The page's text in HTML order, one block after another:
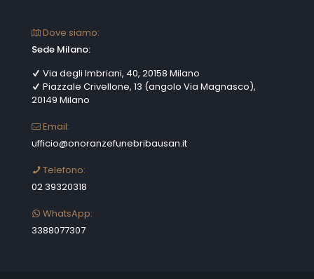
Dove siamo:
Sede Milano:
Via degli Imbriani, 40, 20158 Milano
Piazzale Crivellone, 13 (angolo Via Magnasco),
20149 Milano
Email:
ufficio@onoranzefunebribausan.it
Telefono:
02 39320318
WhatsApp:
3388077307